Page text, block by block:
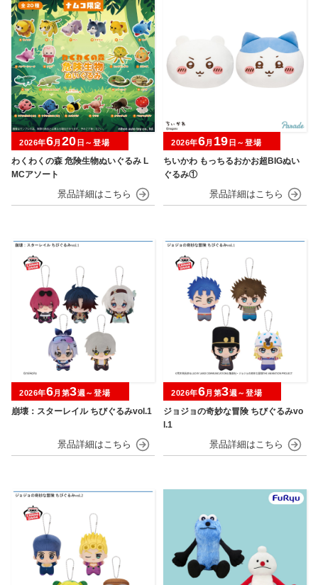
わくわくの森 危険生物ぬいぐるみ L
MCアソート
2026年6月 20 日～登場
ちいかわ もっちるおかお超BIGぬい
ぐるみ①
2026年6月 19 日～登場
崩壊：スターレイル ちびぐるみvol.1
2026年6月第3週～登場
ジョジョの奇妙な冒険 ちびぐるみvo
l.1
2026年6月第3週～登場